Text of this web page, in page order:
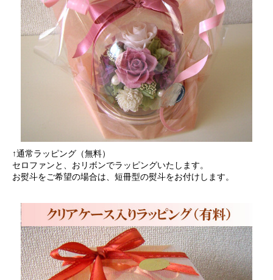
↑通常ラッピング（無料）
セロファンと、おリボンでラッピングいたします。
お熨斗をご希望の場合は、短冊型の熨斗をお付けします。